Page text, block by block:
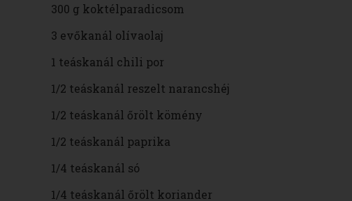
300 g koktélparadicsom
3 evőkanál olívaolaj
1 teáskanál chili por
1/2 teáskanál reszelt narancshéj
1/2 teáskanál őrölt kömény
1/2 teáskanál paprika
1/4 teáskanál só
1/4 teáskanál őrölt koriander